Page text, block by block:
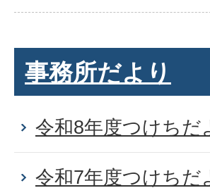
事務所だより
令和8年度つけちだ
令和7年度つけちだ